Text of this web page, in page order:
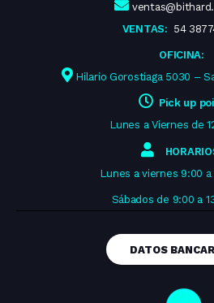
VENTAS: 54
OFICINA:
Hilario Gorostiaga 5030 –
Pick up
Lunes a Viernes de
Lunes a viernes 9:00 a
Sábados de 9:00 a
DATOS